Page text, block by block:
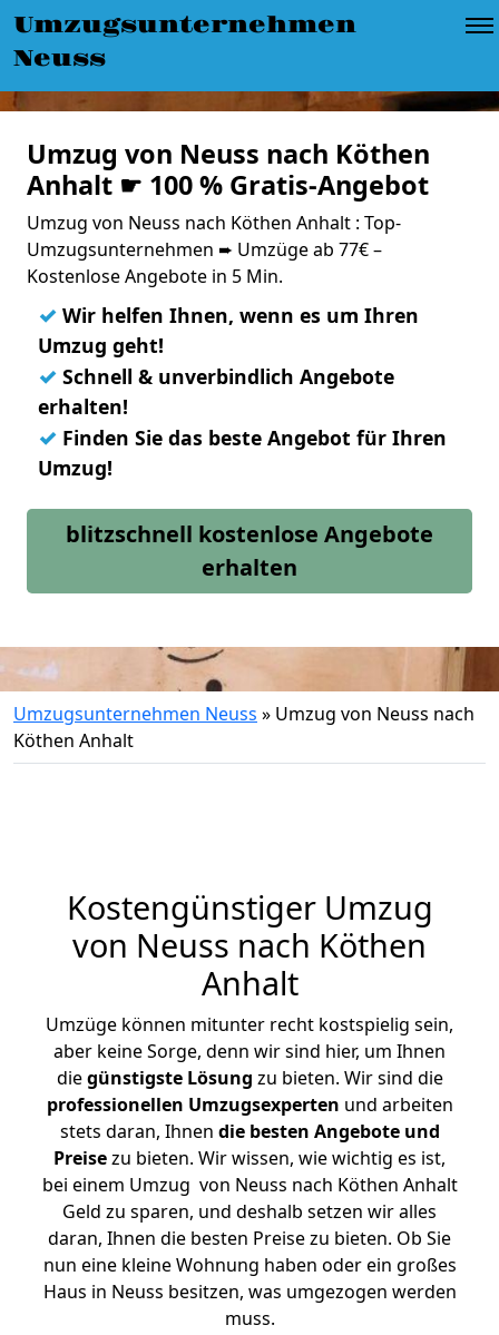
Umzugsunternehmen
Neuss
Umzug von Neuss nach Köthen
Anhalt ☛ 100 % Gratis-Angebot
Umzug von Neuss nach Köthen Anhalt : Top-
Umzugsunternehmen ➨ Umzüge ab 77€ –
Kostenlose Angebote in 5 Min.
✓ Wir helfen Ihnen, wenn es um Ihren
Umzug geht!
✓ Schnell & unverbindlich Angebote
erhalten!
✓ Finden Sie das beste Angebot für Ihren
Umzug!
blitzschnell kostenlose Angebote
erhalten
Umzugsunternehmen Neuss » Umzug von Neuss nach
Köthen Anhalt
Kostengünstiger Umzug
von Neuss nach Köthen
Anhalt
Umzüge können mitunter recht kostspielig sein,
aber keine Sorge, denn wir sind hier, um Ihnen
diegünstigste Lösung zu bieten. Wir sind die
professionellen Umzugsexperten und arbeiten
stets daran, Ihnen die besten Angebote und
Preisezu bieten. Wir wissen, wie wichtig es ist,
bei einem Umzug von Neuss nach Köthen Anhalt
Geld zu sparen, und deshalb setzen wir alles
daran, Ihnen die besten Preise zu bieten. Ob Sie
nun eine kleine Wohnung haben oder ein großes
Haus in Neuss besitzen, was umgezogen werden
muss.